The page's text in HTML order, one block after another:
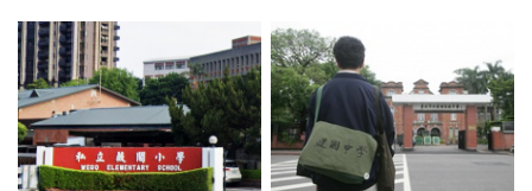
明會，私立國中公立國中怎
麼選